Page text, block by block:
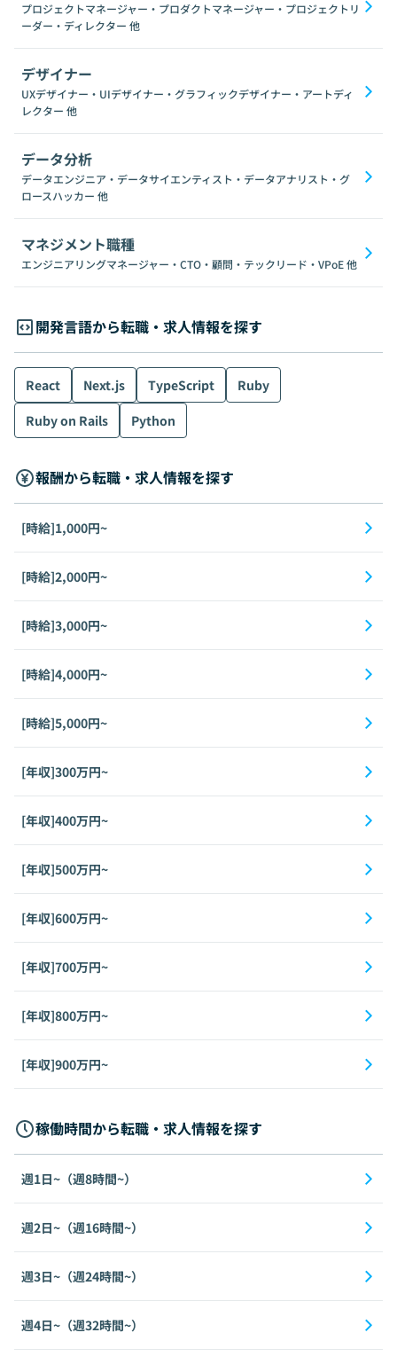
プロジェクトマネージャー・プロダクトマネージャー・プロジェクトリ
ーダー・ディレクター 他
デザイナー
UXデザイナー・UIデザイナー・グラフィックデザイナー・アートディ
レクター 他
データ分析
データエンジニア・データサイエンティスト・データアナリスト・グ
ロースハッカー 他
マネジメント職種
エンジニアリングマネージャー・CTO・顧問・テックリード・VPoE他
開発言語から転職・求人情報を探す
React Next.js TypeScript
Ruby
Ruby on Rails
Python
報酬から転職・求人情報を探す
[時給]1,000円~
[時給]2,000円~
[時給]3,000円~
[時給]4,000円~
[時給]5,000円~
[年収]300万円~
[年収]400万円~
[年収]500万円~
[年収]600万円~
[年収]700万円~
[年収]800万円~
[年収]900万円~
稼働時間から転職・求人情報を探す
週1日~（週8時間~）
週2日~（週16時間~）
週3日~（週24時間~）
週4日~（週32時間~）